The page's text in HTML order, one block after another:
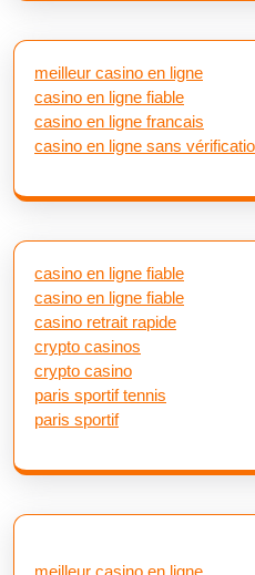
meilleur casino en ligne
casino en ligne fiable
casino en ligne francais
casino en ligne sans
casino en ligne fiable
casino en ligne fiable
casino retrait rapide
crypto casinos
crypto casino
paris sportif tennis
paris sportif
meilleur casino en ligne